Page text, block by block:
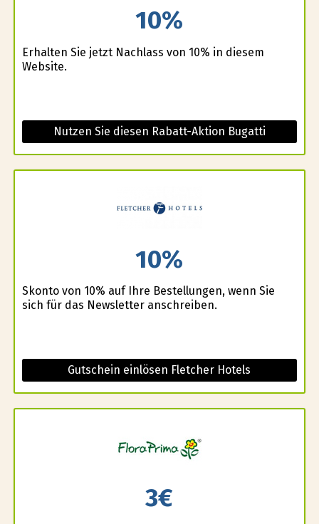
10%
Erhalten Sie jetzt Nachlass von 10% in diesem
Website.
Nutzen Sie diesen Rabatt-Aktion Bugatti
10%
Skonto von 10% auf Ihre Bestellungen, wenn Sie
sich für das Newsletter anschreiben.
Gutschein einlösen Fletcher Hotels
3€